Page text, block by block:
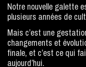
Notre nouvelle galette
plusieurs années de
Mais c’est une
changements et
finale, et c’est ce qui
aujourd’hui.